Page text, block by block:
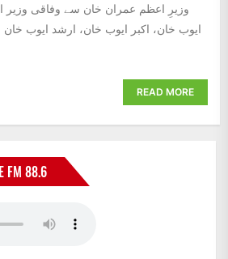
وزیرِ اعظم عمران خان سے وفاقی وزیر
ایوب خان، اکبر ایوب خان، ارشد ایوب
READ MORE
FM 88.6